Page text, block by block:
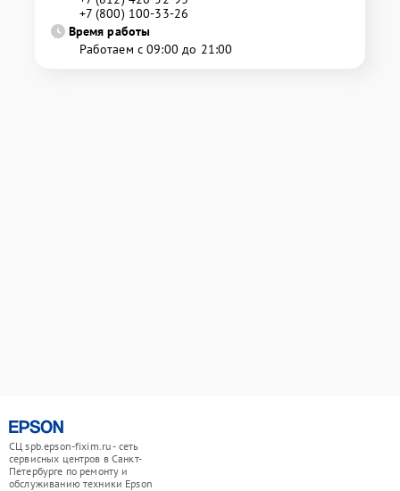
+7 (800) 100-33-26
Время работы
Работаем с 09:00 до 21:00
СЦ spb.epson-fixim.ru - сеть
сервисных центров в Санкт-
Петербурге по ремонту и
обслуживанию техники Epson